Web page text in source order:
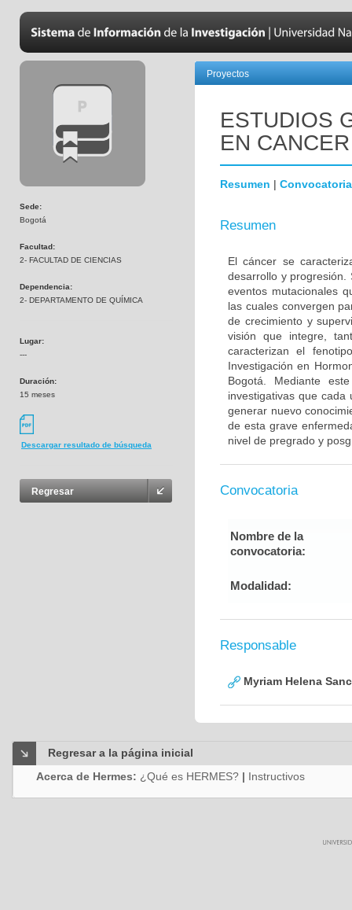
Sede:
Bogotá
Facultad:
2- FACULTAD DE CIENCIAS
Dependencia:
2- DEPARTAMENTO DE QUÍMICA
Lugar:
---
Duración:
15 meses
Descargar resultado de búsqueda
Regresar
Proyectos
ESTUDIOS
EN CANCER
Resumen | Convocatoria
Resumen
El cáncer se
desarrollo y
eventos mutacionales
las cuales convergen
de crecimiento y
visión que integre,
caracterizan el
Investigación en
Bogotá. Mediante
investigativas que
generar nuevo
de esta grave
nivel de pregrado y
Convocatoria
Nombre de la
convocatoria:
Modalidad:
Responsable
Myriam Helena
Regresar a la página inicial
Acerca de Hermes: ¿Qué es HERMES? | Instructivos